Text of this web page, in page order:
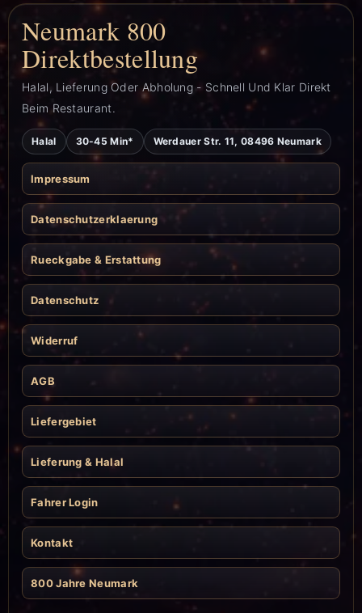
Neumark 800
Direktbestellung
Halal, Lieferung Oder Abholung - Schnell Und Klar Direkt
Beim Restaurant.
Halal 30-45 Min* Werdauer Str. 11, 08496 Neumark
Impressum
Datenschutzerklaerung
Rueckgabe & Erstattung
Datenschutz
Widerruf
AGB
Liefergebiet
Lieferung & Halal
Fahrer Login
Kontakt
800 Jahre Neumark